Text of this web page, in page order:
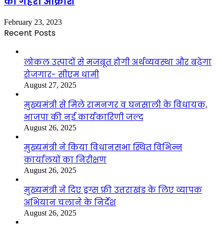
February 23, 2023
Recent Posts
लोकल उत्पादों से मजबूत होगी अर्थव्यवस्था और बढ़ेगा
रोजगार- सीएम धामी
August 27, 2025
मुख्यमंत्री से मिले रामनगर व घनसाली के विधायक,
भाजपा की नई कार्यकारिणी जल्द
August 26, 2025
मुख्यमंत्री ने किया विधानसभा स्थित विभिन्न
कार्यालयों का निरीक्षण
August 26, 2025
मुख्यमंत्री ने दिए ड्रग्स फ्री उत्तराखंड के लिए व्यापक
अभियान चलाने के निर्देश
August 26, 2025